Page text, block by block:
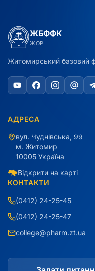
ЖБФФК
ЖОР
Житомирський базовий
АДРЕСА
вул. Чуднівська, 99
м. Житомир
10005 Україна
Відкрити на карті
КОНТАКТИ
(0412) 24-25-45
(0412) 24-25-47
college@pharm.zt.ua